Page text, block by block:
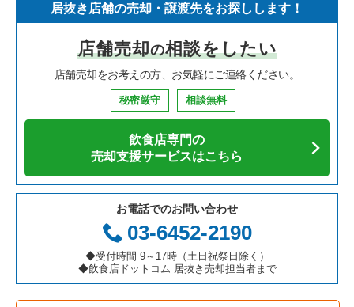
寿司の居抜き売却物件の案件一覧
焼肉の居抜き売却物件の案件一覧
鉄板焼き・お好み焼の居抜き売却物件の案件一覧
カフェの居抜き売却物件の案件一覧
テイクアウトの居抜き売却物件の案件一覧
お弁当・惣菜・デリの居抜き売却物件の案件一覧
カラオケ・パブ・スナックの居抜き売却物件の案件一覧
バーの居抜き売却物件の案件一覧
神奈川県の飲食店の居抜き売却物件の案件一覧
大阪府の飲食店の居抜き売却物件の案件一覧
兵庫県の飲食店の居抜き売却物件の案件一覧
愛知県の飲食店の居抜き売却物件の案件一覧
岐阜県の飲食店の居抜き売却物件の案件一覧
三重県の飲食店の居抜き売却物件の案件一覧
新宿区の飲食店の居抜き売却物件の案件一覧
葛飾区の飲食店の居抜き売却物件の案件一覧
中央区の飲食店の居抜き売却物件の案件一覧
千代田区の飲食店の居抜き売却物件の案件一覧
港区の飲食店の居抜き売却物件の案件一覧
足立区の飲食店の居抜き売却物件の案件一覧
板橋区の飲食店の居抜き売却物件の案件一覧
台東区の飲食店の居抜き売却物件の案件一覧
東京23区のイタリア料理の居抜き売却物件の案件一覧
東京23区の中華の居抜き売却物件の案件一覧
東京23区のそば・うどんの居抜き売却物件の案件一覧
東京23区の焼肉の居抜き売却物件の案件一覧
東京23区の鉄板焼き・お好み焼の居抜き売却物件の案件一覧
東京23区のアジア料理の居抜き売却物件の案件一覧
東京23区のカフェの居抜き売却物件の案件一覧
東京23区のテイクアウトの居抜き売却物件の案件一覧
板橋区のフランス料理の居抜き売却物件の案件一覧
板橋区のイタリア料理の居抜き売却物件の案件一覧
板橋区の中華の居抜き売却物件の案件一覧
板橋区の焼肉の居抜き売却物件の案件一覧
板橋区のアジア料理の居抜き売却物件の案件一覧
板橋区のカフェの居抜き売却物件の案件一覧
板橋区のカラオケ・パブ・スナックの居抜き売却物件の案件一
板橋区のバーの居抜き売却物件の案件一覧
居抜き店舗の売却・譲渡先をお探しします！
店舗売却の相談をしたい
店舗売却をお考えの方、お気軽にご連絡ください。
秘密厳守 相談無料
飲食店専門の
売却支援サービスはこちら
お電話でのお問い合わせ
03-6452-2190
◆受付時間 9～17時（土日祝祭日除く）
◆飲食店ドットコム 居抜き売却担当者まで